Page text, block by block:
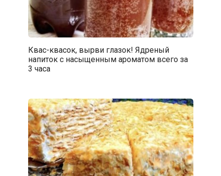
Квас-квасок, вырви глазок! Ядреный
напиток с насыщенным ароматом всего за
3 часа